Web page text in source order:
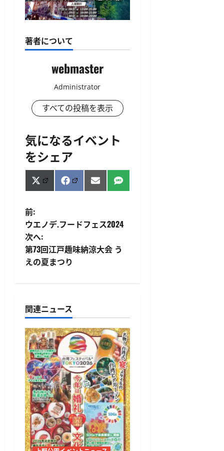
著者について
webmaster
Administrator
すべての投稿を表示
気になるイベント
をシェア
Share
on
X
(Twitter)
Share
on
FacebookShare
on
EmailShare
on
SMS
投
稿
ナ
ゲ
ー
シ
ョ
ン
前:
ウエノデ.フードフェス2024
次へ:
第73回江戸趣味納涼大会 う
えの夏まつり
関連ニュース